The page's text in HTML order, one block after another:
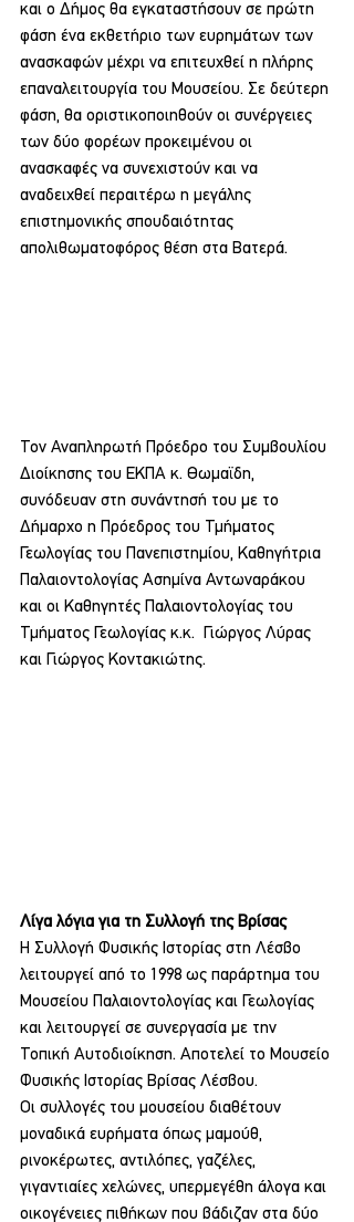
και ο Δήμος θα εγκαταστήσουν σε πρώτη
φάση ένα εκθετήριο των ευρημάτων των
ανασκαφών μέχρι να επιτευχθεί η πλήρης
επαναλειτουργία του Μουσείου. Σε δεύτερη
φάση, θα οριστικοποιηθούν οι συνέργειες
των δύο φορέων προκειμένου οι
ανασκαφές να συνεχιστούν και να
αναδειχθεί περαιτέρω η μεγάλης
επιστημονικής σπουδαιότητας
απολιθωματοφόρος θέση στα Βατερά.
Τον Αναπληρωτή Πρόεδρο του Συμβουλίου
Διοίκησης του ΕΚΠΑ κ. Θωμαϊδη,
συνόδευαν στη συνάντησή του με το
Δήμαρχο η Πρόεδρος του Τμήματος
Γεωλογίας του Πανεπιστημίου, Καθηγήτρια
Παλαιοντολογίας Ασημίνα Αντωναράκου
και οι Καθηγητές Παλαιοντολογίας του
Τμήματος Γεωλογίας κ.κ.  Γιώργος Λύρας
και Γιώργος Κοντακιώτης.
Λίγα λόγια για τη Συλλογή της Βρίσας
Η Συλλογή Φυσικής Ιστορίας στη Λέσβο
λειτουργεί από το 1998 ως παράρτημα του
Μουσείου Παλαιοντολογίας και Γεωλογίας
και λειτουργεί σε συνεργασία με την
Τοπική Αυτοδιοίκηση. Αποτελεί το Μουσείο
Φυσικής Ιστορίας Βρίσας Λέσβου.
Οι συλλογές του μουσείου διαθέτουν
μοναδικά ευρήματα όπως μαμούθ,
ρινοκέρωτες, αντιλόπες, γαζέλες,
γιγαντιαίες χελώνες, υπερμεγέθη άλογα και
οικογένειες πιθήκων που βάδιζαν στα δύο